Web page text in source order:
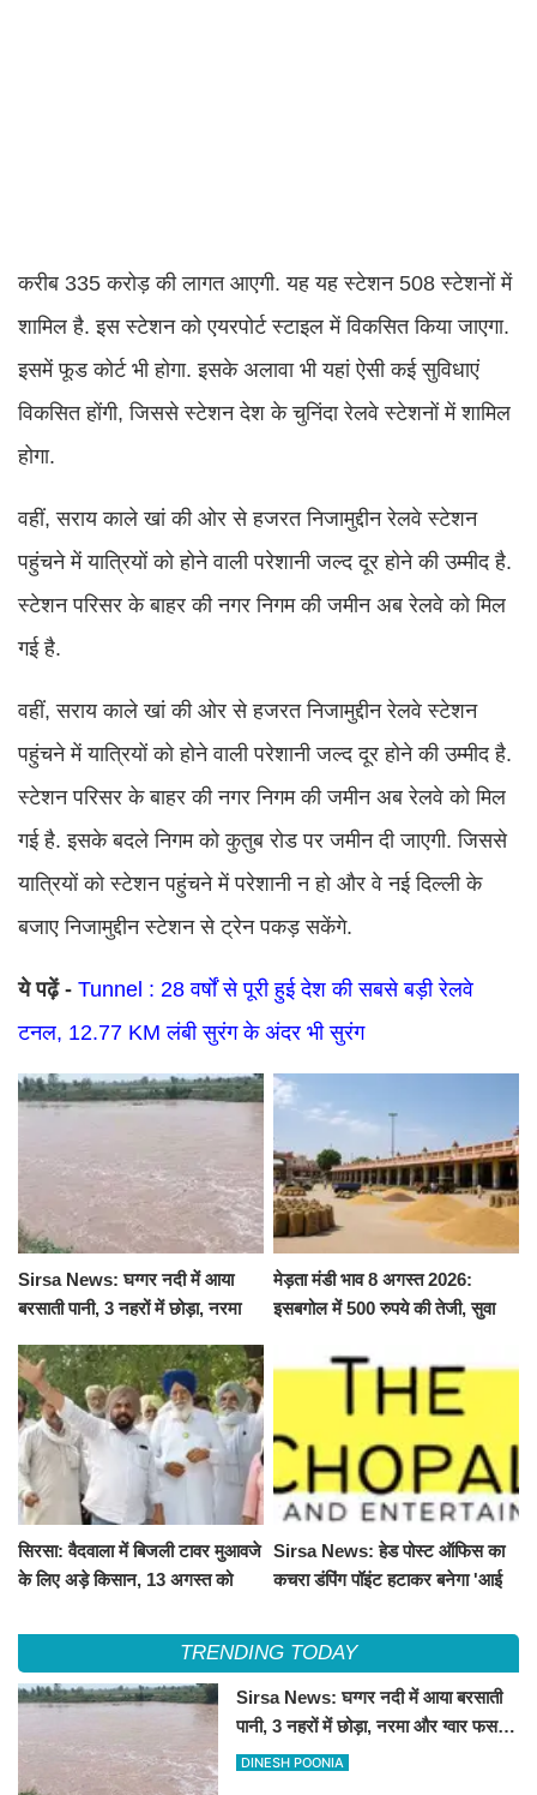
करीब 335 करोड़ की लागत आएगी. यह यह स्‍टेशन 508 स्‍टेशनों में
शामिल है. इस स्‍टेशन को एयरपोर्ट स्‍टाइल में विकसित किया जाएगा.
इसमें फूड कोर्ट भी होगा. इसके अलावा भी यहां ऐसी कई सुविधाएं
विकसित होंगी, जिससे स्‍टेशन देश के चुनिंदा रेलवे स्टेशनों में शामिल
होगा.
वहीं, सराय काले खां की ओर से हजरत निजामुद्दीन रेलवे स्टेशन
पहुंचने में यात्रियों को होने वाली परेशानी जल्द दूर होने की उम्मीद है.
स्टेशन परिसर के बाहर की नगर निगम की जमीन अब रेलवे को मिल
गई है.
वहीं, सराय काले खां की ओर से हजरत निजामुद्दीन रेलवे स्टेशन
पहुंचने में यात्रियों को होने वाली परेशानी जल्द दूर होने की उम्मीद है.
स्टेशन परिसर के बाहर की नगर निगम की जमीन अब रेलवे को मिल
गई है. इसके बदले निगम को कुतुब रोड पर जमीन दी जाएगी. जिससे
यात्रियों को स्‍टेशन पहुंचने में परेशानी न हो और वे नई दिल्‍ली के
बजाए निजामुद्दीन स्‍टेशन से ट्रेन पकड़ सकेंगे.
ये पढ़ें - Tunnel : 28 वर्षों से पूरी हुई देश की सबसे बड़ी रेलवे
टनल, 12.77 KM लंबी सुरंग के अंदर भी सुरंग
Sirsa News: घग्गर नदी में आया
बरसाती पानी, 3 नहरों में छोड़ा, नरमा
मेड़ता मंडी भाव 8 अगस्त 2026:
इसबगोल में 500 रुपये की तेजी, सुवा
सिरसा: वैदवाला में बिजली टावर मुआवजे
के लिए अड़े किसान, 13 अगस्त को
Sirsa News: हेड पोस्ट ऑफिस का
कचरा डंपिंग पॉइंट हटाकर बनेगा 'आई
TRENDING TODAY
Sirsa News: घग्गर नदी में आया बरसाती
पानी, 3 नहरों में छोड़ा, नरमा और ग्वार फसल
को फायदा
DINESH POONIA